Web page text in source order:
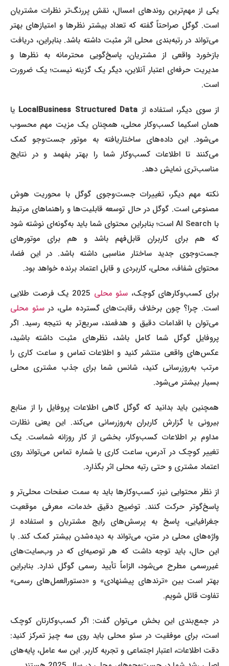
یکی از مهم‌ترین روندهای امسال، نقش پررنگ‌تر نظرات مشتریان
است. گوگل صراحتاً گفته که تعداد بیشتر نظرها و امتیازهای بهتر
می‌تواند در رتبه‌بندی محلی اثر مثبت داشته باشد. بنابراین، دریافت
بازخورد واقعی از مشتریان، پاسخ‌گویی محترمانه به نظرها و
مدیریت حرفه‌ای اعتبار آنلاین، دیگر یک گزینه نیست؛ یک ضرورت
است.
از سوی دیگر، استفاده از LocalBusiness Structured Dataیا
همان اسکیما کسب‌وکار محلی، همچنان یک مزیت مهم محسوب
می‌شود. این داده‌های ساختاریافته به موتور جست‌وجو کمک
می‌کنند تا اطلاعات کسب‌وکار شما را بهتر بفهمد و در نتایج
مناسب‌تری نمایش دهد.
نکته مهم دیگر، تغییرات جست‌وجوی گوگل با محوریت هوش
مصنوعی است. گوگل در حال توسعه قابلیت‌ها و راهنماهای مرتبط
با AI Search است؛ بنابراین محتوای شما باید به‌گونه‌ای نوشته شود
که هم برای کاربران قابل‌فهم باشد و هم برای موتورهای
جست‌وجوی جدید ساختار مناسبی داشته باشد. در این فضا،
محتوای شفاف، محلی، کاربردی و قابل اعتماد برنده خواهد بود.
برای کسب‌وکارهای کوچک،سئو محلی
2025 یک فرصت طلایی
است. چرا؟ چون برخلاف رقابت‌های گسترده ملی، در سئو محلی
می‌توان با اقدامات دقیق و هدفمند، سریع‌تر به نتیجه رسید. اگر
پروفایل گوگل شما کامل باشد، نظرهای مثبت داشته باشید،
عکس‌های واقعی منتشر کنید و اطلاعات تماس و ساعت کاری را
مرتب به‌روزرسانی کنید، شانس شما برای جذب مشتری محلی
بسیار بیشتر می‌شود.
همچنین باید بدانید که گوگل گاهی اطلاعات پروفایل را از منابع
بیرونی یا گزارش کاربران به‌روزرسانی می‌کند. این یعنی نظارت
مداوم بر اطلاعات کسب‌وکار، بخشی از کار روزانه شماست. یک
تغییر کوچک در آدرس، ساعت کاری یا شماره تماس می‌تواند روی
اعتماد مشتری و حتی رتبه محلی اثر بگذارد.
از نظر محتوایی نیز، کسب‌وکارها باید به سمت صفحات محلی‌تر و
پاسخ‌گوتر حرکت کنند. توضیح دقیق خدمات، معرفی موقعیت
جغرافیایی، پاسخ به پرسش‌های رایج مشتریان و استفاده از
واژه‌های محلی در متن، می‌تواند به دیده‌شدن بیشتر کمک کند. با
این حال، باید توجه داشت که هر توصیه‌ای که در وب‌سایت‌های
غیررسمی مطرح می‌شود، الزاماً تأیید رسمی گوگل ندارد. بنابراین
بهتر است بین «ترندهای پیشنهادی» و «دستورالعمل‌های رسمی»
تفاوت قائل شویم.
در جمع‌بندی این بخش می‌توان گفت: اگر کسب‌وکارتان کوچک
است، برای موفقیت در سئو محلی باید روی سه چیز تمرکز کنید:
دقت اطلاعات، اعتبار اجتماعی و تجربه کاربر. این سه عامل، پایه‌های